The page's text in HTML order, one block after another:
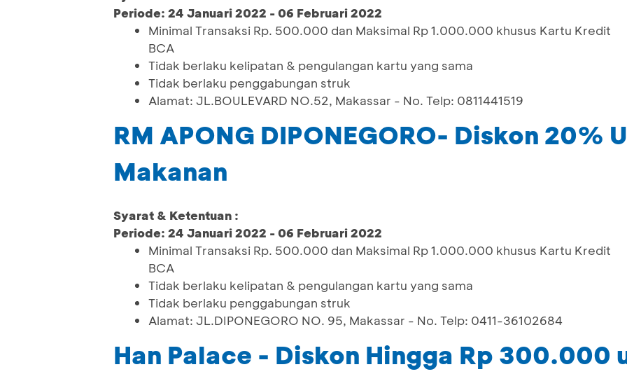
Periode: 24 Januari 2022 - 06 Februari 2022
Minimal Transaksi Rp. 500.000 dan Maksimal Rp 1.000.000 khusus Kartu Kredit
BCA
Tidak berlaku kelipatan & pengulangan kartu yang sama
Tidak berlaku penggabungan struk
Alamat: JL.BOULEVARD NO.52, Makassar - No. Telp: 0811441519
RM APONG DIPONEGORO- Diskon 20%
Makanan
Syarat & Ketentuan :
Periode: 24 Januari 2022 - 06 Februari 2022
Minimal Transaksi Rp. 500.000 dan Maksimal Rp 1.000.000 khusus Kartu Kredit
BCA
Tidak berlaku kelipatan & pengulangan kartu yang sama
Tidak berlaku penggabungan struk
Alamat: JL.DIPONEGORO NO. 95, Makassar - No. Telp: 0411-36102684
Han Palace - Diskon Hingga Rp 300.000